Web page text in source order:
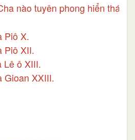
nào tuyên phong hiển thánh
Piô X.
Piô XII.
ô XIII.
Gioan XXIII.